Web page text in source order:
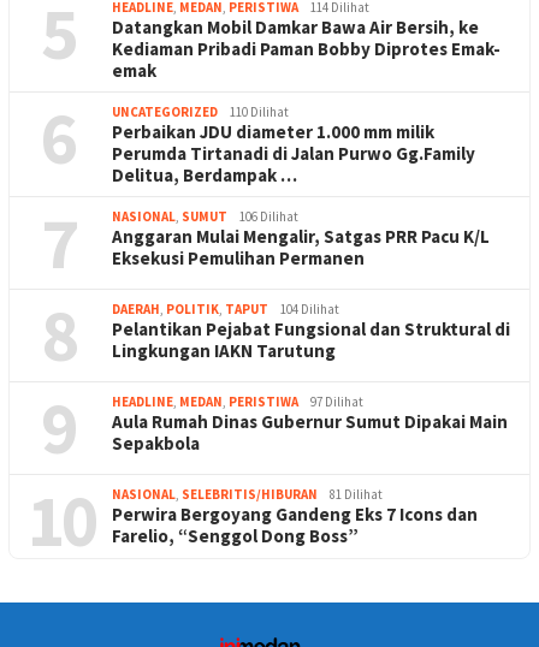
5 HEADLINE, MEDAN, PERISTIWA 114 Dilihat
Datangkan Mobil Damkar Bawa Air Bersih, ke
Kediaman Pribadi Paman Bobby Diprotes Emak-
emak
6 UNCATEGORIZED 110 Dilihat
Perbaikan JDU diameter 1.000 mm milik
Perumda Tirtanadi di Jalan Purwo Gg.Family
Delitua, Berdampak …
7 NASIONAL, SUMUT 106 Dilihat
Anggaran Mulai Mengalir, Satgas PRR Pacu K/L
Eksekusi Pemulihan Permanen
8 DAERAH, POLITIK, TAPUT 104 Dilihat
Pelantikan Pejabat Fungsional dan Struktural di
Lingkungan IAKN Tarutung
9 HEADLINE, MEDAN, PERISTIWA 97 Dilihat
Aula Rumah Dinas Gubernur Sumut Dipakai Main
Sepakbola
10 NASIONAL, SELEBRITIS/HIBURAN 81 Dilihat
Perwira Bergoyang Gandeng Eks 7 Icons dan
Farelio, “Senggol Dong Boss”